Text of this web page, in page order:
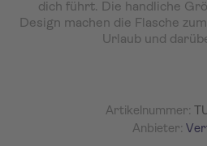
dich führt. Die handliche
Design machen die Flasche
Urlaub und
Artikelnummer:
Anbieter: